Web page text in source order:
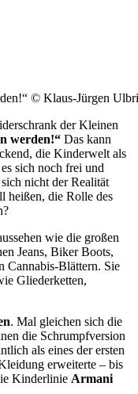
© Klaus-Jürgen
der Kleinen
werden!“ Das kann
die Kinderwelt als
sich noch frei und
nicht der Realität
heißen, die Rolle des
wie die großen
Jeans, Biker Boots,
Cannabis-Blättern. Sie
Gliederketten,
. Mal gleichen sich die
die Schrumpfversion
als eines der ersten
erweiterte – bis
Kinderlinie Armani